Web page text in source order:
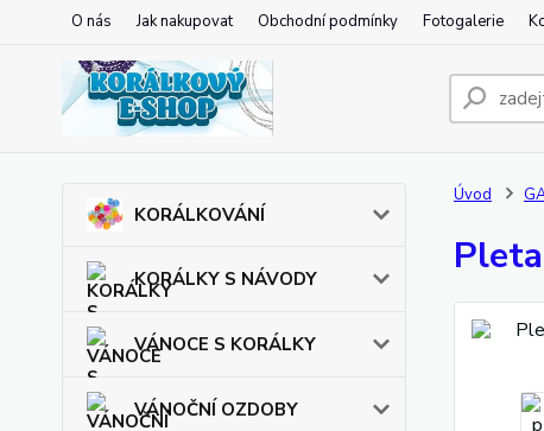
O nás Jak nakupovat Obchodní podmínky Fotogalerie
KORÁLKOVÁNÍ
KORÁLKY S NÁVODY
VÁNOCE S KORÁLKY
VÁNOČNÍ OZDOBY
Úvod